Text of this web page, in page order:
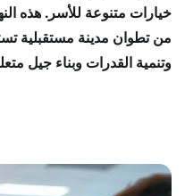
خيارات متنوعة للأسر. هذه
من تطوان مدينة مستقبلية
وتنمية القدرات وبناء جيل